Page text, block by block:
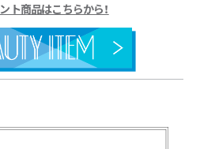
ト商品はこちらから！